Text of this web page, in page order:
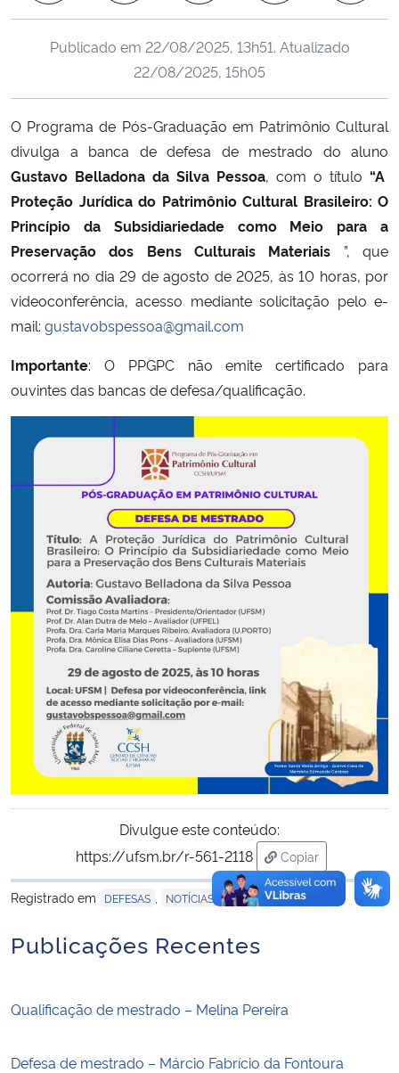
Ministério da Ciência, Tecnologia, Inovações e Comunicações
Ministério do Meio Ambiente
Ministério do Turismo
Ministério do Desenvolvimento Regional
Ministério da Mulher, da Família e dos Direitos Humanos
Secretaria-Geral
Secretaria de Governo
Gabinete de Segurança Institucional
Advocacia-Geral da União
Banco Central do Brasil
Publicado em 22/08/2025, 13h51. Atualizado
22/08/2025, 15h05
O Programa de Pós-Graduação em Patrimônio Cultural
divulga a banca de defesa de mestrado do aluno
Gustavo Belladona da Silva Pessoa, com o título “A
Proteção Jurídica do Patrimônio Cultural Brasileiro: O
Princípio da Subsidiariedade como Meio para a
Preservação dos Bens Culturais Materiais ”, que
ocorrerá no dia 29 de agosto de 2025, às 10 horas, por
videoconferência, acesso mediante solicitação pelo e-
mail: gustavobspessoa@gmail.com
Importante: O PPGPC não emite certificado para
ouvintes das bancas de defesa/qualificação.
Divulgue este conteúdo:
https://ufsm.br/r-561-2118
Copiar
para área de
Registrado em
DEFESAS NOTÍCIAS
Publicações Recentes
Qualificação de mestrado – Melina Pereira
Defesa de mestrado – Márcio Fabrício da Fontoura